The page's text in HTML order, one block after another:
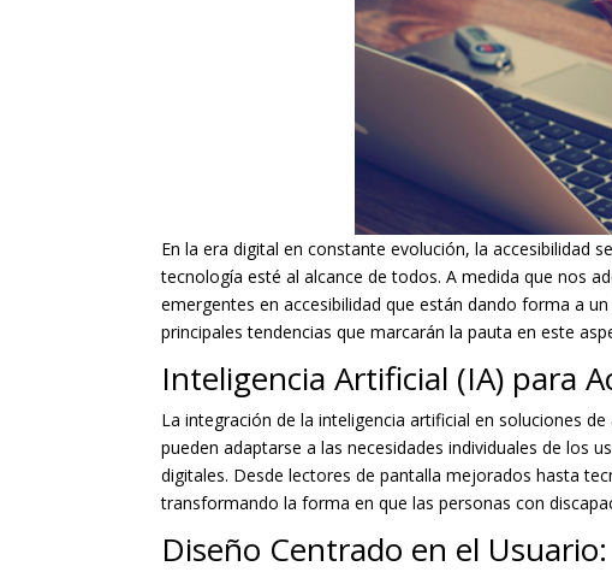
En la era digital en constante evolución, la accesibilidad
tecnología esté al alcance de todos. A medida que nos
emergentes en accesibilidad que están dando forma a
principales tendencias que marcarán la pauta en este
Inteligencia Artificial (IA) para
La integración de la inteligencia artificial en soluciones
pueden adaptarse a las necesidades individuales de los
digitales. Desde lectores de pantalla mejorados hasta
transformando la forma en que las personas con
Diseño Centrado en el Usuario: